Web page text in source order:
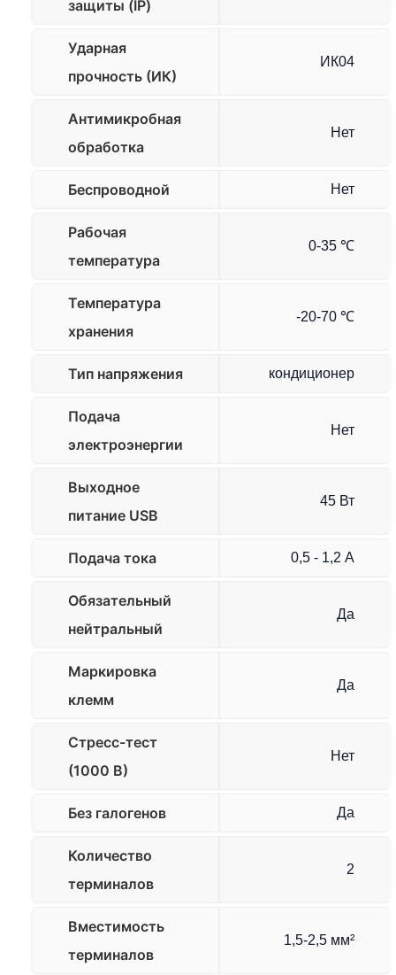
защиты (IP)
Ударная
прочность (ИК)
ИК04
Антимикробная
обработка
Нет
Беспроводной Нет
Рабочая
температура
0-35 ℃
Температура
хранения
-20-70 ℃
Тип напряжения кондиционер
Подача
электроэнергии
Нет
Выходное
питание USB
45 Вт
Подача тока 0,5 - 1,2 А
Обязательный
нейтральный
Да
Маркировка
клемм
Да
Стресс-тест
(1000 В)
Нет
Без галогенов Да
Количество
терминалов
2
Вместимость
терминалов
1,5-2,5 мм²